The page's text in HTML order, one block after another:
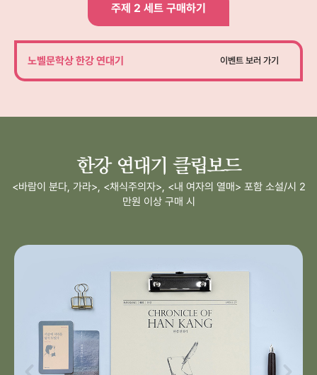
주제 2 세트 구매하기
노벨문학상 한강 연대기 이벤트 보러 가기
한강 연대기 클립보드
<바람이 분다, 가라>, <채식주의자>, <내 여자의 열매> 포함 소설/시 2
만원 이상 구매 시